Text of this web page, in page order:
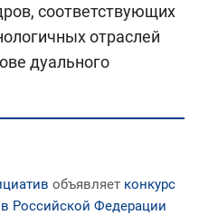
соответствующих
отраслей
дуального
объявляет конкурс
Российской Федерации